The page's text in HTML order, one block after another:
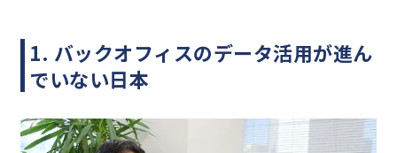
1. バックオフィスのデータ活用が進ん
でいない日本